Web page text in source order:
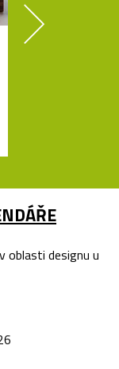
oblasti designu u